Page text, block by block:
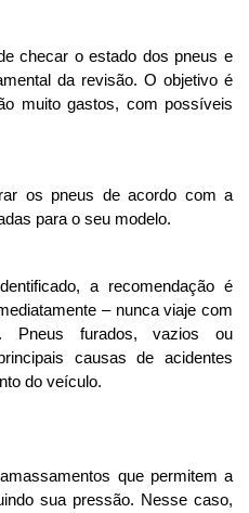
checar o estado dos pneus e
da revisão. O objetivo é
muito gastos, com possíveis
os pneus de acordo com a
para o seu modelo.
a recomendação é
– nunca viaje com
Pneus furados, vazios ou
causas de acidentes
do veículo.
que permitem a
sua pressão. Nesse caso,